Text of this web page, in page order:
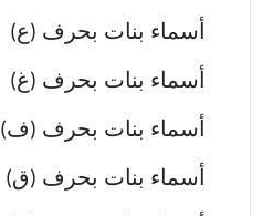
أسماء بنات بحرف (ع)
أسماء بنات بحرف (غ)
أسماء بنات بحرف (ف)
أسماء بنات بحرف (ق)